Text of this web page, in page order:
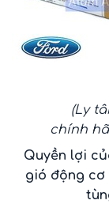
(Ly tâm
chính
Quyền lợi
gió động cơ